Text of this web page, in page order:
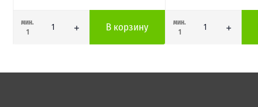
мин.
1
В корзину
мин.
1